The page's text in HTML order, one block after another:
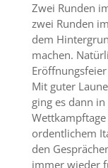
Zwei Runden
zwei Runden
dem
machen.
Mit guter
ging es dann
ordentlichem
den
immer wieder